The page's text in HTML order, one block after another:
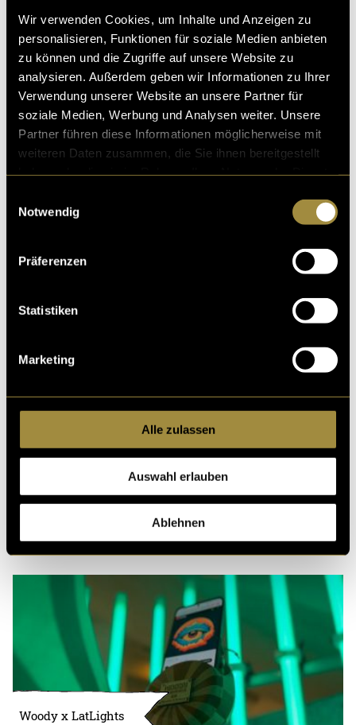
Wir verwenden Cookies, um Inhalte und Anzeigen zu
personalisieren, Funktionen für soziale Medien anbieten
zu können und die Zugriffe auf unsere Website zu
analysieren. Außerdem geben wir Informationen zu Ihrer
Verwendung unserer Website an unsere Partner für
soziale Medien, Werbung und Analysen weiter. Unsere
Partner führen diese Informationen möglicherweise mit
weiteren Daten zusammen, die Sie ihnen bereitgestellt
Notwendig
Präferenzen
Statistiken
Marketing
Alle zulassen
Auswahl erlauben
Ablehnen
Neu-Ulm / «Lichtfassade am Rathaus»
Woody x LatLights